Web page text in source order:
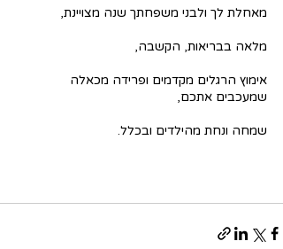
מאחלת לך ולבני משפחתך שנה מצויינת,
מלאה בבריאות, הקשבה,
אימוץ הרגלים מקדמים ופרידה מכאלה
שמעכבים אתכם,
שמחה ונחת מהילדים ובכלל.